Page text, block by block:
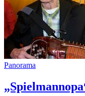
Panorama